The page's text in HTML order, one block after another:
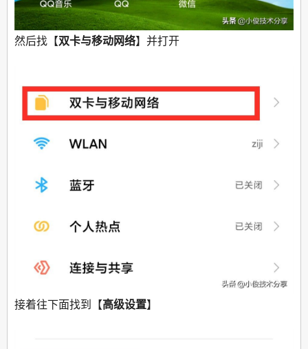
然后找【双卡与移动网络】并打开
接着往下面找到【高级设置】